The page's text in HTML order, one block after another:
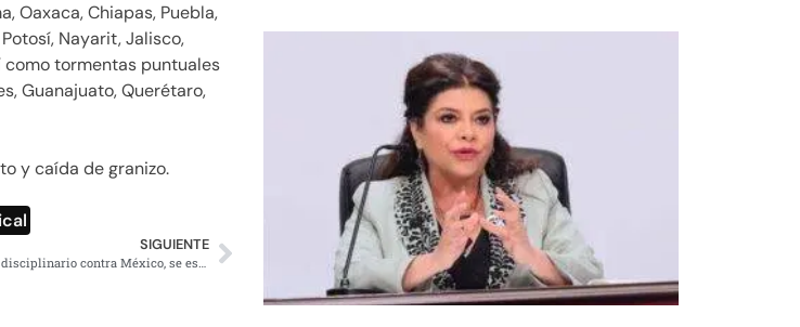
Oaxaca, Chiapas, Puebla,
Nayarit, Jalisco,
como tormentas puntuales
Guanajuato, Querétaro,
y caída de granizo.
SIGUIENTE
FIFA abre procedimiento disciplinario contra México, se escuchó ¡Eeehhh, p…! en el Mundial